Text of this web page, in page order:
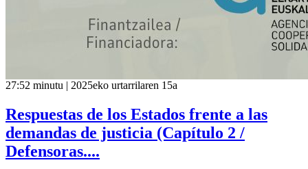
27:52 minutu | 2025eko urtarrilaren 15a
Respuestas de los Estados frente a las
demandas de justicia (Capítulo 2 /
Defensoras....